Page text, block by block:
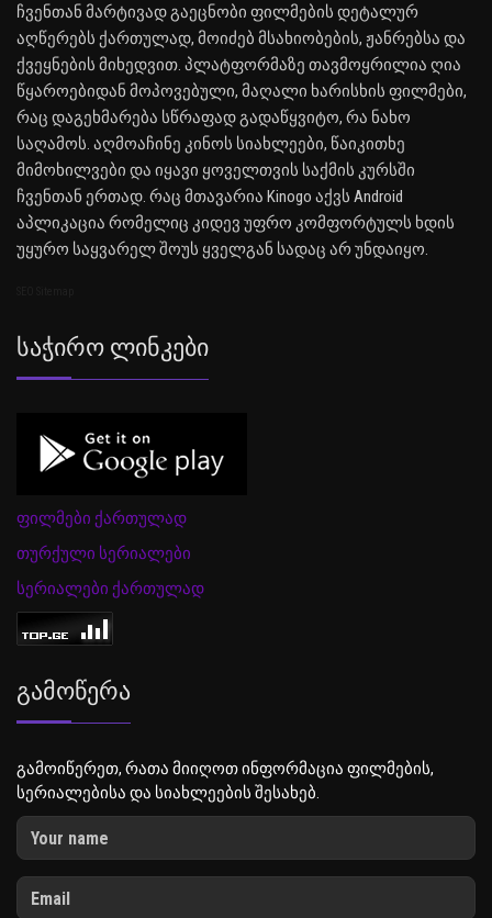
ჩვენთან მარტივად გაეცნობი ფილმების დეტალურ
აღწერებს ქართულად, მოიძებ მსახიობების, ჟანრებსა და
ქვეყნების მიხედვით. პლატფორმაზე თავმოყრილია ღია
წყაროებიდან მოპოვებული, მაღალი ხარისხის ფილმები,
რაც დაგეხმარება სწრაფად გადაწყვიტო, რა ნახო
საღამოს. აღმოაჩინე კინოს სიახლეები, წაიკითხე
მიმოხილვები და იყავი ყოველთვის საქმის კურსში
ჩვენთან ერთად. რაც მთავარია Kinogo აქვს Android
აპლიკაცია რომელიც კიდევ უფრო კომფორტულს ხდის
უყურო საყვარელ შოუს ყველგან სადაც არ უნდაიყო.
Საჭირო Ლინკები
ფილმები ქართულად
თურქული სერიალები
სერიალები ქართულად
Გამოწერა
გამოიწერეთ, რათა მიიღოთ ინფორმაცია ფილმების,
სერიალებისა და სიახლეების შესახებ.